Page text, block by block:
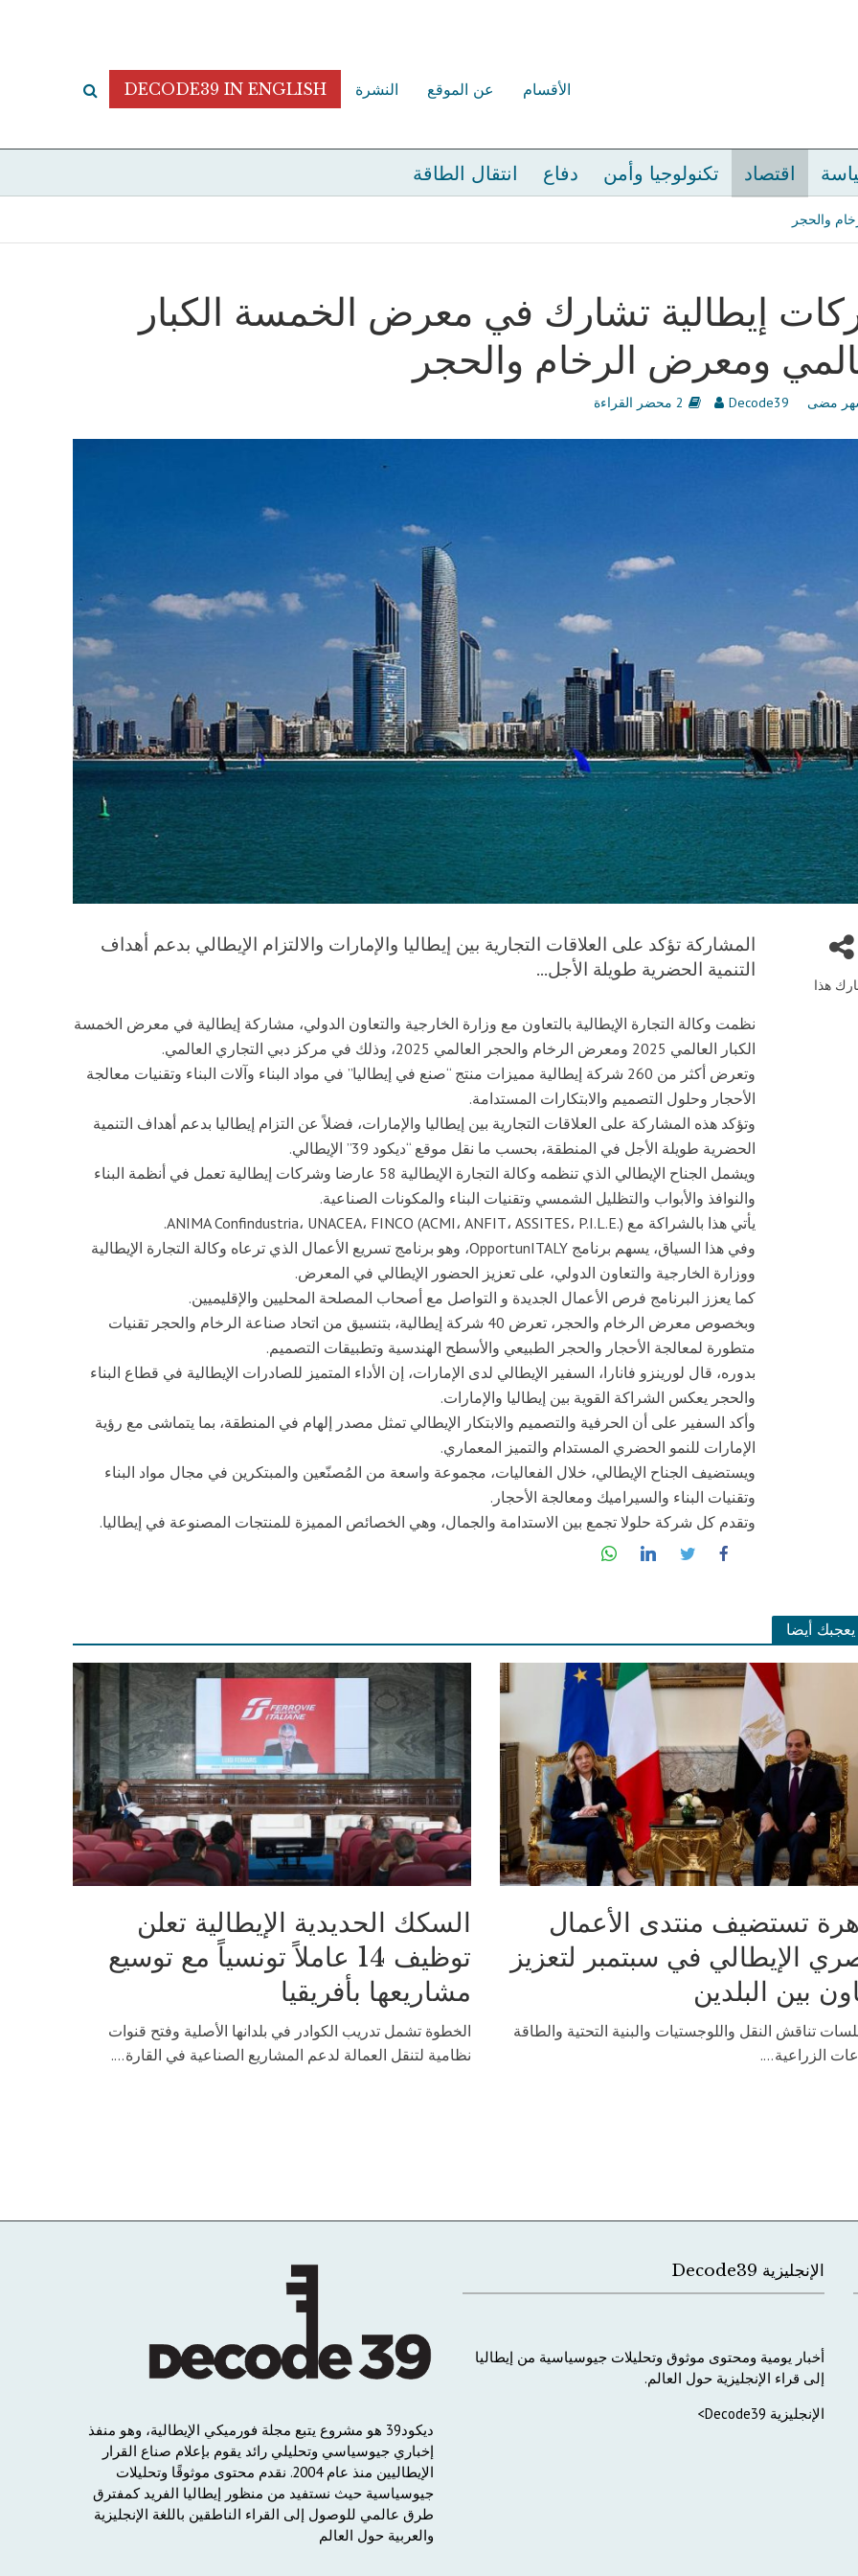
الأقسام عن الموقع النشرة DECODE39 IN ENGLISH
اقتصاد تكنولوجيا وأمن دفاع انتقال الطاقة
والحجر
إيطالية تشارك في معرض الخمسة الكبار
ومعرض الرخام والحجر
Decode39 2 محضر القراءة
هذا
المشاركة تؤكد على العلاقات التجارية بين إيطاليا والإمارات والالتزام الإيطالي بدعم أهداف
التنمية الحضرية طويلة الأجل...
نظمت وكالة التجارة الإيطالية بالتعاون مع وزارة الخارجية والتعاون الدولي، مشاركة إيطالية في معرض الخمسة
الكبار العالمي 2025 ومعرض الرخام والحجر العالمي 2025، وذلك في مركز دبي التجاري العالمي.
وتعرض أكثر من 260 شركة إيطالية مميزات منتج “صنع في إيطاليا” في مواد البناء وآلات البناء وتقنيات معالجة
الأحجار وحلول التصميم والابتكارات المستدامة.
وتؤكد هذه المشاركة على العلاقات التجارية بين إيطاليا والإمارات، فضلاً عن التزام إيطاليا بدعم أهداف التنمية
الحضرية طويلة الأجل في المنطقة، بحسب ما نقل موقع “ديكود 39” الإيطالي.
ويشمل الجناح الإيطالي الذي تنظمه وكالة التجارة الإيطالية 58 عارضا وشركات إيطالية تعمل في أنظمة البناء
والنوافذ والأبواب والتظليل الشمسي وتقنيات البناء والمكونات الصناعية.
يأتي هذا بالشراكة مع ANIMA Confindustria، UNACEA، FINCO (ACMI، ANFIT، ASSITES، P.I.L.E.).
وفي هذا السياق، يسهم برنامج OpportunITALY، وهو برنامج تسريع الأعمال الذي ترعاه وكالة التجارة الإيطالية
ووزارة الخارجية والتعاون الدولي، على تعزيز الحضور الإيطالي في المعرض.
كما يعزز البرنامج فرص الأعمال الجديدة و التواصل مع أصحاب المصلحة المحليين والإقليميين.
وبخصوص معرض الرخام والحجر، تعرض 40 شركة إيطالية، بتنسيق من اتحاد صناعة الرخام والحجر تقنيات
متطورة لمعالجة الأحجار والحجر الطبيعي والأسطح الهندسية وتطبيقات التصميم.
بدوره، قال لورينزو فانارا، السفير الإيطالي لدى الإمارات، إن الأداء المتميز للصادرات الإيطالية في قطاع البناء
والحجر يعكس الشراكة القوية بين إيطاليا والإمارات.
وأكد السفير على أن الحرفية والتصميم والابتكار الإيطالي تمثل مصدر إلهام في المنطقة، بما يتماشى مع رؤية
الإمارات للنمو الحضري المستدام والتميز المعماري.
ويستضيف الجناح الإيطالي، خلال الفعاليات، مجموعة واسعة من المُصنّعين والمبتكرين في مجال مواد البناء
وتقنيات البناء والسيراميك ومعالجة الأحجار.
وتقدم كل شركة حلولا تجمع بين الاستدامة والجمال، وهي الخصائص المميزة للمنتجات المصنوعة في إيطاليا.
يعجبك أيضا
تستضيف منتدى الأعمال
الإيطالي في سبتمبر لتعزيز
بين البلدين
تناقش النقل واللوجستيات والبنية التحتية والطاقة
الزراعية....
السكك الحديدية الإيطالية تعلن
توظيف 14 عاملاً تونسياً مع توسيع
مشاريعها بأفريقيا
الخطوة تشمل تدريب الكوادر في بلدانها الأصلية وفتح قنوات
نظامية لتنقل العمالة لدعم المشاريع الصناعية في القارة....
ديكود39 هو مشروع يتبع مجلة فورميكي الإيطالية، وهو منفذ
إخباري جيوسياسي وتحليلي رائد يقوم بإعلام صناع القرار
الإيطاليين منذ عام 2004. نقدم محتوى موثوقًا وتحليلات
جيوسياسية حيث نستفيد من منظور إيطاليا الفريد كمفترق
طرق عالمي للوصول إلى القراء الناطقين باللغة الإنجليزية
والعربية حول العالم
الإنجليزية Decode39
أخبار يومية ومحتوى موثوق وتحليلات جيوسياسية من إيطاليا
إلى قراء الإنجليزية حول العالم.
الإنجليزية Decode39>